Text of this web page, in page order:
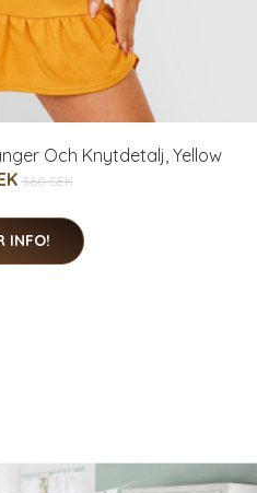
Och Knytdetalj, Yellow
360 SEK
INFO!